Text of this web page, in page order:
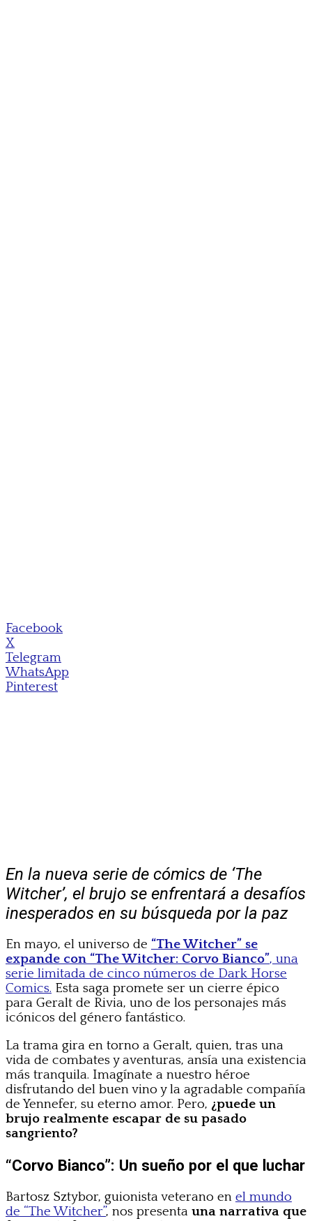
Facebook
X
Telegram
WhatsApp
Pinterest
En la nueva serie de cómics de ‘The
Witcher’, el brujo se enfrentará a desafíos
inesperados en su búsqueda por la paz
En mayo, el universo de “The Witcher” se
expande con “The Witcher: Corvo Bianco”, una
serie limitada de cinco números de Dark Horse
Comics. Esta saga promete ser un cierre épico
para Geralt de Rivia, uno de los personajes más
icónicos del género fantástico.
La trama gira en torno a Geralt, quien, tras una
vida de combates y aventuras, ansía una existencia
más tranquila. Imagínate a nuestro héroe
disfrutando del buen vino y la agradable compañía
de Yennefer, su eterno amor. Pero, ¿puede un
brujo realmente escapar de su pasado
sangriento?
“Corvo Bianco”: Un sueño por el que luchar
Bartosz Sztybor, guionista veterano en el mundo
de “The Witcher”, nos presenta una narrativa que